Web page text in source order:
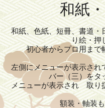
和紙
和紙、色紙、短冊、書道・
り絵・押
初心者からプロ用まで
左側にメニューが表示さ
バー（三）をタ
メニューが表示され 取り
額装・軸装